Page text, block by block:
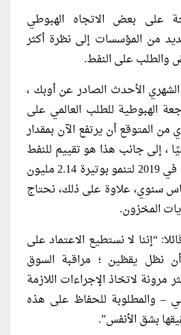
على بعض الاتجاه الهبوطي
من المؤسسات إلى نظرة أكثر
والطلب على النفط.
الأحدث الصادر عن أوبك ،
الهبوطية للطلب العالمي على
2019 ، والذي من المتوقع أن يرتفع الآن بمقدار
، إلى جانب هذا هو تقييم للنفط
من خارج أوبك العرض في 2019 لتنمو بوتيرة 2.14 مليون
سنوي، علاوة على ذلك، نحتاج
المخزون.
“إننا لا نستطيع الاعتماد على
نظل يقظين ؛ مراقبة السوق
مرونة لاتخاذ الإجراءات اللازمة
– والمطلوبة للحفاظ على هذه
بشق الأنفس”.